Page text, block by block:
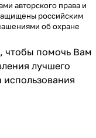
авторского права и
российским
об охране
чтобы помочь Вам
лучшего
использования